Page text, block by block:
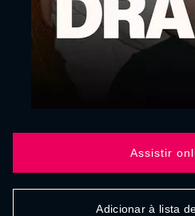
Assistir
Adicionar à lista